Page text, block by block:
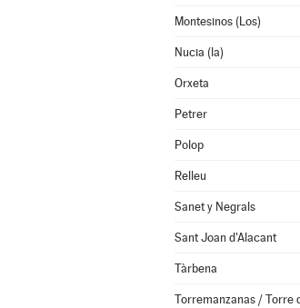
Montesinos (Los)
Nucia (la)
Orxeta
Petrer
Polop
Relleu
Sanet y Negrals
Sant Joan d'Alacant
Tàrbena